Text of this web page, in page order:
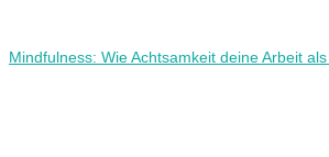
Mindfulness: Wie Achtsamkeit deine Arbeit